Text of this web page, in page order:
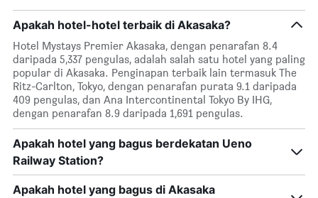
Apakah hotel-hotel terbaik di Akasaka?
Hotel Mystays Premier Akasaka, dengan penarafan 8.4
daripada 5,337 pengulas, adalah salah satu hotel yang paling
popular di Akasaka. Penginapan terbaik lain termasuk The
Ritz-Carlton, Tokyo, dengan penarafan purata 9.1 daripada
409 pengulas, dan Ana Intercontinental Tokyo By IHG,
dengan penarafan 8.9 daripada 1,691 pengulas.
Apakah hotel yang bagus berdekatan Ueno
Railway Station?
Apakah hotel yang bagus di Akasaka